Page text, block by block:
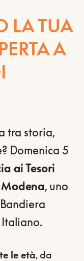
LA TUA
A
tra storia,
Domenica 5
ai Tesori
, uno
le età, da